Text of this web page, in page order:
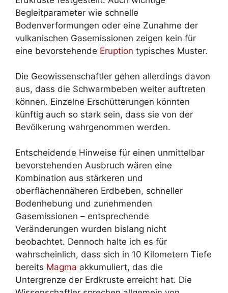
Begleitparameter wie schnelle
Bodenverformungen oder eine Zunahme der
vulkanischen Gasemissionen zeigen kein für
eine bevorstehende Eruption typisches Muster.
Die Geowissenschaftler gehen allerdings davon
aus, dass die Schwarmbeben weiter auftreten
können. Einzelne Erschütterungen könnten
künftig auch so stark sein, dass sie von der
Bevölkerung wahrgenommen werden.
Entscheidende Hinweise für einen unmittelbar
bevorstehenden Ausbruch wären eine
Kombination aus stärkeren und
oberflächennäheren Erdbeben, schneller
Bodenhebung und zunehmenden
Gasemissionen – entsprechende
Veränderungen wurden bislang nicht
beobachtet. Dennoch halte ich es für
wahrscheinlich, dass sich in 10 Kilometern Tiefe
bereits Magma akkumuliert, das die
Untergrenze der Erdkruste erreicht hat. Die